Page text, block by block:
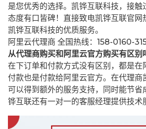
是您优秀的选择。凯铧互联科技，接触
态度有口皆碑！直接致电凯铧互联官网
凯铧互联科技的优质服务。
阿里云代理商 全国热线：158-0160-
从代理商购买和阿里云官方购买有区别
在下订单和付款方式没有区别，都是在
付款也是付款给阿里云官方。在代理商
可以得到额外的服务支持，同时能节省
铧互联还有一对一的客服经理提供技术